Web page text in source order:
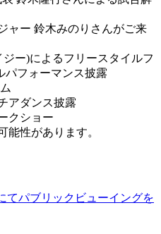
ャー 鈴木みのりさんがご来
ー)によるフリースタイルフ
パフォーマンス披露
アダンス披露
クショー
性があります。
てパブリックビューイングを